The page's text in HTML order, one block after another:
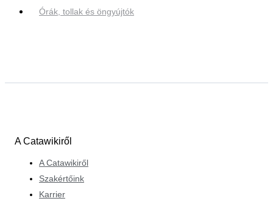
Órák, tollak és öngyújtók
A Catawikiről
A Catawikiről
Szakértőink
Karrier